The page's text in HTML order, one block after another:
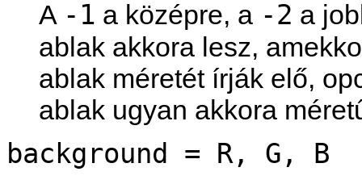
A -1 a középre, a -2 a
ablak akkora lesz,
ablak méretét írják elő,
ablak ugyan akkora
background = R, G, B